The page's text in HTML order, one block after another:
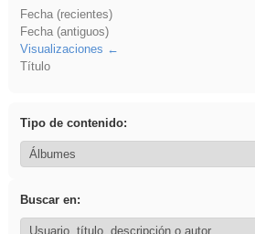
Fecha (recientes)
Fecha (antiguos)
Visualizaciones
Título
Tipo de contenido:
Buscar en: